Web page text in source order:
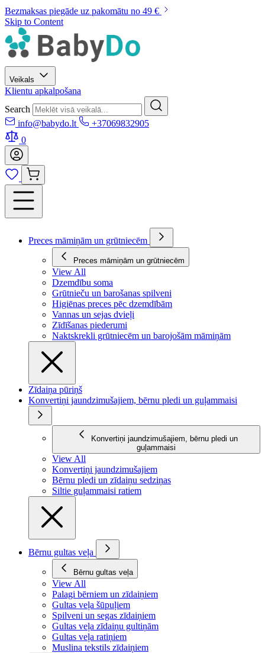
Bezmaksas piegāde uz pakomātu no 49 €
Skip to Content
Veikals
Klientu apkalpošana
Search
info@babydo.lt
+37069832905
0
Preces māmiņām un grūtniecēm
Preces māmiņām un grūtniecēm
View All
Dzemdību soma
Grūtnieču un barošanas spilveni
Higiēnas preces pēc dzemdībām
Vannas un sejas dvieļi
Zīdīšanas piederumi
Naktskrekli grūtniecēm un barojošām māmiņām
Zīdaiņa pūriņš
Konvertiņi jaundzimušajiem, bērnu pledi un guļammaisi
Konvertiņi jaundzimušajiem, bērnu pledi un
guļammaisi
View All
Konvertiņi jaundzimušajiem
Bērnu pledi un zīdaiņu sedziņas
Siltie guļammaisi ratiem
Bērnu gultas veļa
Bērnu gultas veļa
View All
Palagi bērniem un zīdaiņiem
Gultas veļa šūpuļiem
Spilveni un segas zīdaiņiem
Gultas veļa zīdaiņu gultiņām
Gultas veļa ratiņiem
Muslina tekstils zīdaiņiem